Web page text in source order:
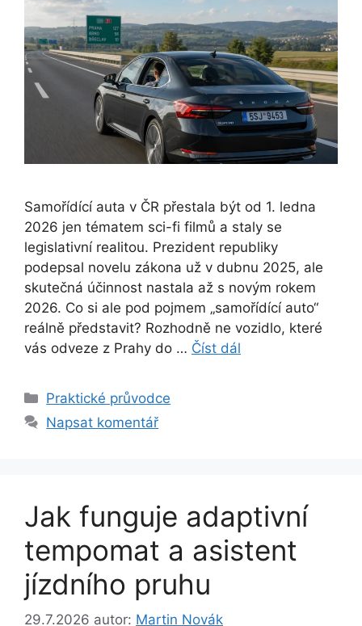
Samořídící auta v ČR přestala být od 1. ledna
2026 jen tématem sci-fi filmů a staly se
legislativní realitou. Prezident republiky
podepsal novelu zákona už v dubnu 2025, ale
skutečná účinnost nastala až s novým rokem
2026. Co si ale pod pojmem „samořídící auto“
reálně představit? Rozhodně ne vozidlo, které
vás odveze z Prahy do … Číst dál
Rubriky
Praktické průvodce
Napsat komentář
Jak funguje adaptivní
tempomat a asistent
jízdního pruhu
29.7.2026 autor: Martin Novák